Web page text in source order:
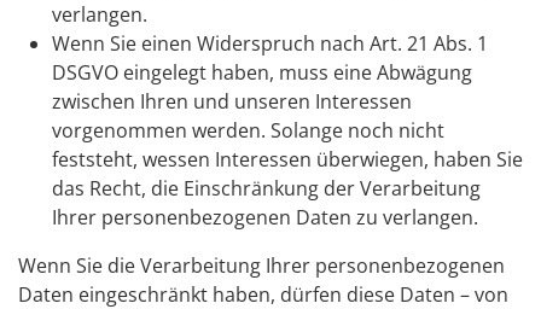
verlangen.
Wenn Sie einen Widerspruch nach Art. 21 Abs. 1
DSGVO eingelegt haben, muss eine Abwägung
zwischen Ihren und unseren Interessen
vorgenommen werden. Solange noch nicht
feststeht, wessen Interessen überwiegen, haben Sie
das Recht, die Einschränkung der Verarbeitung
Ihrer personenbezogenen Daten zu verlangen.
Wenn Sie die Verarbeitung Ihrer personenbezogenen
Daten eingeschränkt haben, dürfen diese Daten – von